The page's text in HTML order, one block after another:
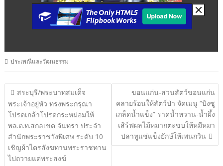
ประเพณีและวัฒนธรรม
แนะแนว
เรื่อง
สระบุรี/พระบาทสมเด็จ
พระเจ้าอยู่หัว ทรงพระกรุณา
โปรดเกล้าโปรดกระหม่อมให้
พล.ต.ท.สกลเขต จันทรา ประจำ
สำนักพระราชวังพิเศษ ระดับ 10
เชิญผ้าไตรสังฆทานพระราชทาน
ไปถวายแด่พระสงฆ์
ขอนแก่น-สวนสัตว์ขอนแก่น
คลายร้อนให้สัตว์ป่า จัดเมนู “บิงซู
เกล็ดน้ำแข็ง” ราดน้ำหวาน-น้ำผึ้ง
เสิร์ฟผลไม้หมากตะขบให้หมีหมา
ปลาทูแช่แข็งยักษ์ให้เพนกวิน